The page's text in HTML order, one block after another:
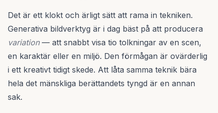
Det är ett klokt och ärligt sätt att rama in tekniken.
Generativa bildverktyg är i dag bäst på att producera
variation— att snabbt visa tio tolkningar av en scen,
en karaktär eller en miljö. Den förmågan är ovärderlig
i ett kreativt tidigt skede. Att låta samma teknik bära
hela det mänskliga berättandets tyngd är en annan
sak.